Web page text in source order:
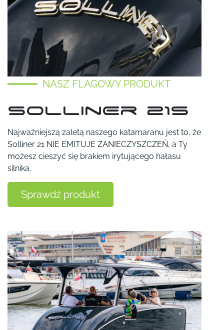
NASZ FLAGOWY PRODUKT
sollinEr 21S
Najważniejszą zaletą naszego katamaranu jest to, że
Solliner 21 NIE EMITUJE ZANIECZYSZCZEŃ, a Ty
możesz cieszyć się brakiem irytującego hałasu
silnika.
Sprawdź produkt